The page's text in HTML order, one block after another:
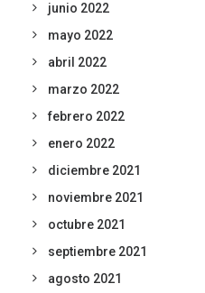
junio 2022
mayo 2022
abril 2022
marzo 2022
febrero 2022
enero 2022
diciembre 2021
noviembre 2021
octubre 2021
septiembre 2021
agosto 2021